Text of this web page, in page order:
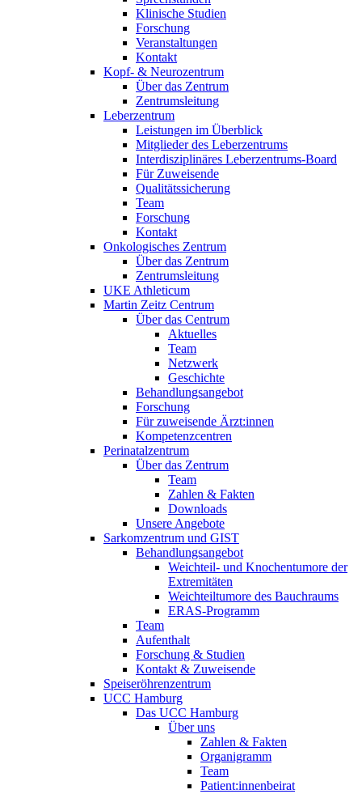
Klinische Studien
Forschung
Veranstaltungen
Kontakt
Kopf- & Neurozentrum
Über das Zentrum
Zentrumsleitung
Leberzentrum
Leistungen im Überblick
Mitglieder des Leberzentrums
Interdisziplinäres Leberzentrums-Board
Für Zuweisende
Qualitätssicherung
Team
Forschung
Kontakt
Onkologisches Zentrum
Über das Zentrum
Zentrumsleitung
UKE Athleticum
Martin Zeitz Centrum
Über das Centrum
Aktuelles
Team
Netzwerk
Geschichte
Behandlungsangebot
Forschung
Für zuweisende Ärzt:innen
Kompetenzcentren
Perinatalzentrum
Über das Zentrum
Team
Zahlen & Fakten
Downloads
Unsere Angebote
Sarkomzentrum und GIST
Behandlungsangebot
Weichteil- und Knochentumore der
Extremitäten
Weichteiltumore des Bauchraums
ERAS-Programm
Team
Aufenthalt
Forschung & Studien
Kontakt & Zuweisende
Speiseröhrenzentrum
UCC Hamburg
Das UCC Hamburg
Über uns
Zahlen & Fakten
Organigramm
Team
Patient:innenbeirat